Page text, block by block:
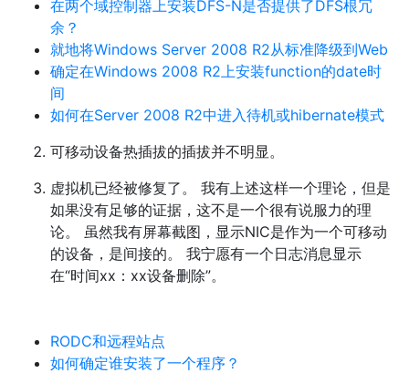
在两个域控制器上安装DFS-N是否提供了DFS根冗
余？
就地将Windows Server 2008 R2从标准降级到Web
确定在Windows 2008 R2上安装function的date时
间
如何在Server 2008 R2中进入待机或hibernate模式
可移动设备热插拔的插拔并不明显。
虚拟机已经被修复了。 我有上述这样一个理论，但是
如果没有足够的证据，这不是一个很有说服力的理
论。 虽然我有屏幕截图，显示NIC是作为一个可移动
的设备，是间接的。 我宁愿有一个日志消息显示
在“时间xx：xx设备删除”。
RODC和远程站点
如何确定谁安装了一个程序？